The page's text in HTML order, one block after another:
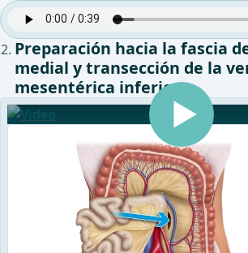
Preparación hacia la fascia
medial y transección de la
mesentérica inferior